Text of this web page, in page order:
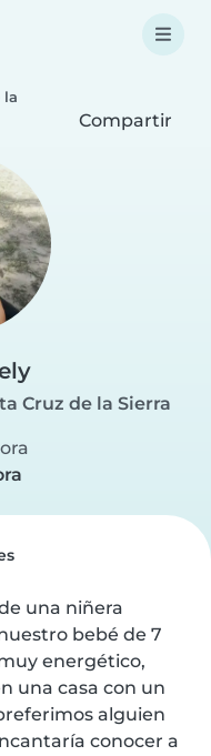
la
Compartir
Cruz de la Sierra
una niñera
bebé de 7
energético,
una casa con un
alguien
conocer a